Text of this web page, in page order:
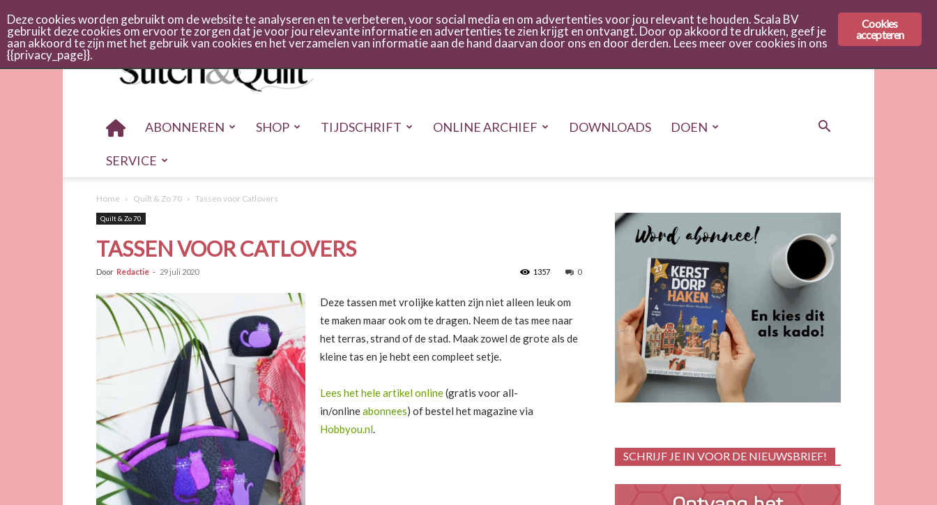
Stitch
quilt
ABONNEREN SHOP TIJDSCHRIFT ONLINE ARCHIEF DOWNLOADS DOEN
SERVICE
Home Quilt & Zo 70 Tassen voor Catlovers
Quilt & Zo 70
TASSEN VOOR CATLOVERS
Door Redactie - 29 juli 2020 0
1357
Deze tassen met vrolijke katten zijn niet alleen leuk om
te maken maar ook om te dragen. Neem de tas mee naar
het terras, strand of de stad. Maak zowel de grote als de
kleine tas en je hebt een compleet setje.
Lees het hele artikel online(gratis voor all-
in/onlineabonnees) of bestel het magazine via
Hobbyou.nl.
SCHRIJF JE IN VOOR DE NIEUWSBRIEF!
Cookies
accepteren
Deze cookies worden gebruikt om de website te analyseren en te verbeteren, voor social media en om advertenties voor jou relevant te houden. Scala BV
gebruikt deze cookies om ervoor te zorgen dat je voor jou relevante informatie en advertenties te zien krijgt en ontvangt. Door op akkoord te drukken, geef je
aan akkoord te zijn met het gebruik van cookies en het verzamelen van informatie aan de hand daarvan door ons en door derden. Lees meer over cookies in ons
{{privacy_page}}.